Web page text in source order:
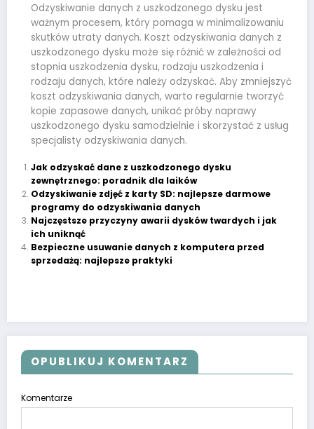
Odzyskiwanie danych z uszkodzonego dysku jest
ważnym procesem, który pomaga w minimalizowaniu
skutków utraty danych. Koszt odzyskiwania danych z
uszkodzonego dysku może się różnić w zależności od
stopnia uszkodzenia dysku, rodzaju uszkodzenia i
rodzaju danych, które należy odzyskać. Aby zmniejszyć
koszt odzyskiwania danych, warto regularnie tworzyć
kopie zapasowe danych, unikać próby naprawy
uszkodzonego dysku samodzielnie i skorzystać z usług
specjalisty odzyskiwania danych.
Jak odzyskać dane z uszkodzonego dysku
zewnętrznego: poradnik dla laików
Odzyskiwanie zdjęć z karty SD: najlepsze darmowe
programy do odzyskiwania danych
Najczęstsze przyczyny awarii dysków twardych i jak
ich uniknąć
Bezpieczne usuwanie danych z komputera przed
sprzedażą: najlepsze praktyki
OPUBLIKUJ KOMENTARZ
Komentarze